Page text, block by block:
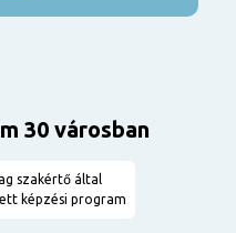
30 városban
szakértő által
képzési program